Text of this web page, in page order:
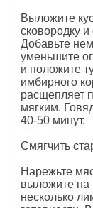
Выложите
сковородку
Добавьте
уменьшите
и положите
имбирного
расщепляет
мягким.
40-50 минут.
Смягчить
Нарежьте
выложите на
несколько